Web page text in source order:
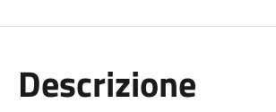
Descrizione